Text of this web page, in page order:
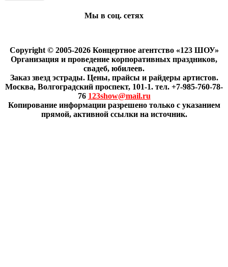
Мы в соц. сетях
Copyright © 2005-2026 Концертное агентство «123 ШОУ»
Организация и проведение корпоративных праздников,
свадеб, юбилеев.
Заказ звезд эстрады. Цены, прайсы и райдеры артистов.
Москва, Волгоградский проспект, 101-1. тел. +7-985-760-78-
76 123show@mail.ru
Копирование информации разрешено только с указанием
прямой, активной ссылки на источник.